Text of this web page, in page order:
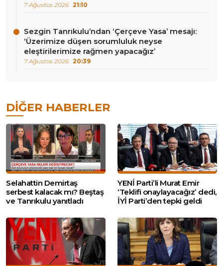
7 Ağustos 2026 21:10
Sezgin Tanrıkulu’ndan ‘Çerçeve Yasa’ mesajı:
‘Üzerimize düşen sorumluluk neyse
eleştirilerimize rağmen yapacağız’
7 Ağustos 2026 20:39
DIĞER HABERLER
Selahattin Demirtaş
serbest kalacak mı? Beştaş
ve Tanrıkulu yanıtladı
YENİ Parti’li Murat Emir
‘Teklifi onaylayacağız’ dedi,
İYİ Parti’den tepki geldi